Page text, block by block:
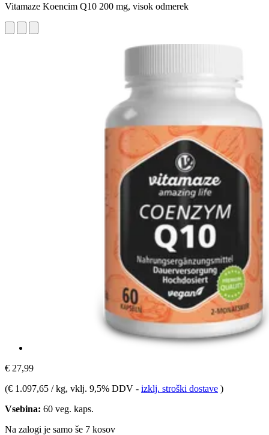
Vitamaze Koencim Q10 200 mg, visok odmerek
€ 27,99
(€ 1.097,65 / kg, vklj. 9,5% DDV - izklj. stroški dostave )
Vsebina: 60 veg. kaps.
Na zalogi je samo še 7 kosov